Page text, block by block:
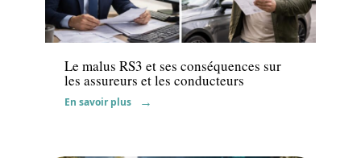
Assurance
Le malus RS3 et ses conséquences sur
les assureurs et les conducteurs
En savoir plus